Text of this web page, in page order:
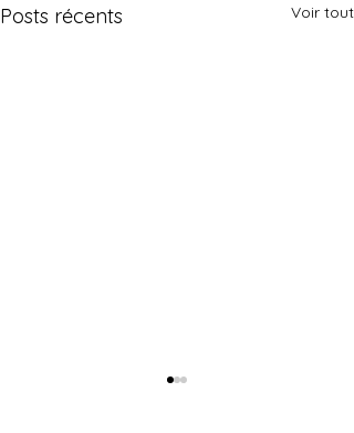
Posts récents Voir tout